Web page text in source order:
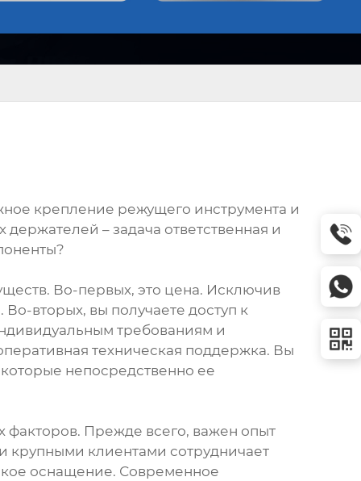
крепление режущего инструмента и
– задача ответственная и
Во-первых, это цена. Исключив
вторых, вы получаете доступ к
требованиям и
техническая поддержка. Вы
непосредственно ее
Прежде всего, важен опыт
крупными клиентами сотрудничает
оснащение. Современное